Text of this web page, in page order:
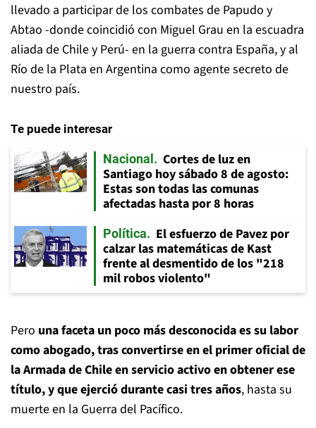
llevado a participar de los combates de Papudo y
Abtao -donde coincidió con Miguel Grau en la escuadra
aliada de Chile y Perú- en la guerra contra España, y al
Río de la Plata en Argentina como agente secreto de
nuestro país.
Te puede interesar
Nacional
Cortes de luz en
Santiago hoy sábado 8 de agosto:
Estas son todas las comunas
afectadas hasta por 8 horas
Política
El esfuerzo de Pavez por
calzar las matemáticas de Kast
frente al desmentido de los "218
mil robos violento"
Pero una faceta un poco más desconocida es su labor
como abogado, tras convertirse en el primer oficial de
la Armada de Chile en servicio activo en obtener ese
título, y que ejerció durante casi tres años, hasta su
muerte en la Guerra del Pacífico.